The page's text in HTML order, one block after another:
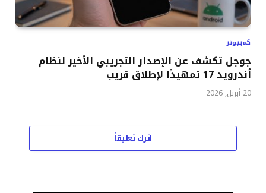
كمبيوتر
جوجل تكشف عن الإصدار التجريبي الأخير لنظام
أندرويد 17 تمهيدًا لإطلاق قريب
20 أبريل, 2026
اترك تعليقاً